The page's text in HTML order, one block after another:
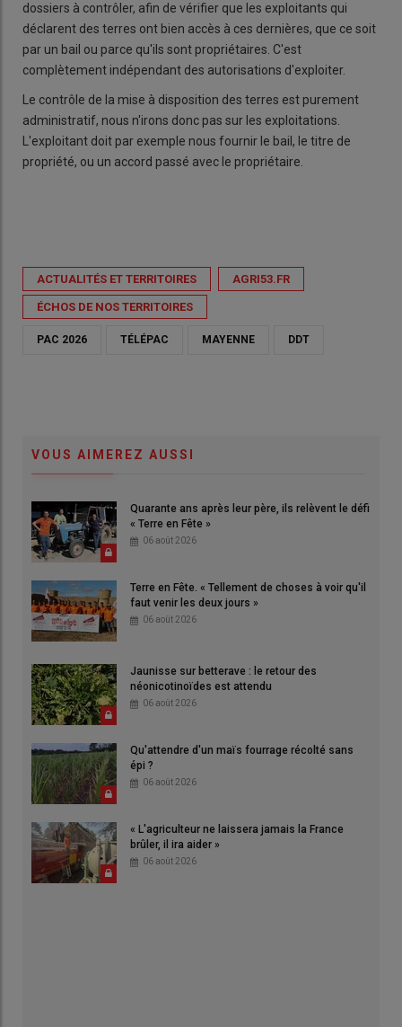
dossiers à contrôler, afin de vérifier que les exploitants qui
déclarent des terres ont bien accès à ces dernières, que ce soit
par un bail ou parce qu'ils sont propriétaires. C'est
complètement indépendant des autorisations d'exploiter.
Le contrôle de la mise à disposition des terres est purement
administratif, nous n'irons donc pas sur les exploitations.
L'exploitant doit par exemple nous fournir le bail, le titre de
propriété, ou un accord passé avec le propriétaire.
ACTUALITÉS ET TERRITOIRES AGRI53.FR
ÉCHOS DE NOS TERRITOIRES
PAC 2026 TÉLÉPAC MAYENNE DDT
VOUS AIMEREZ AUSSI
Quarante ans après leur père, ils relèvent le défi
« Terre en Fête »
06 août 2026
Terre en Fête. « Tellement de choses à voir qu'il
faut venir les deux jours »
06 août 2026
Jaunisse sur betterave : le retour des
néonicotinoïdes est attendu
06 août 2026
Qu'attendre d'un maïs fourrage récolté sans
épi ?
06 août 2026
« L'agriculteur ne laissera jamais la France
brûler, il ira aider »
06 août 2026